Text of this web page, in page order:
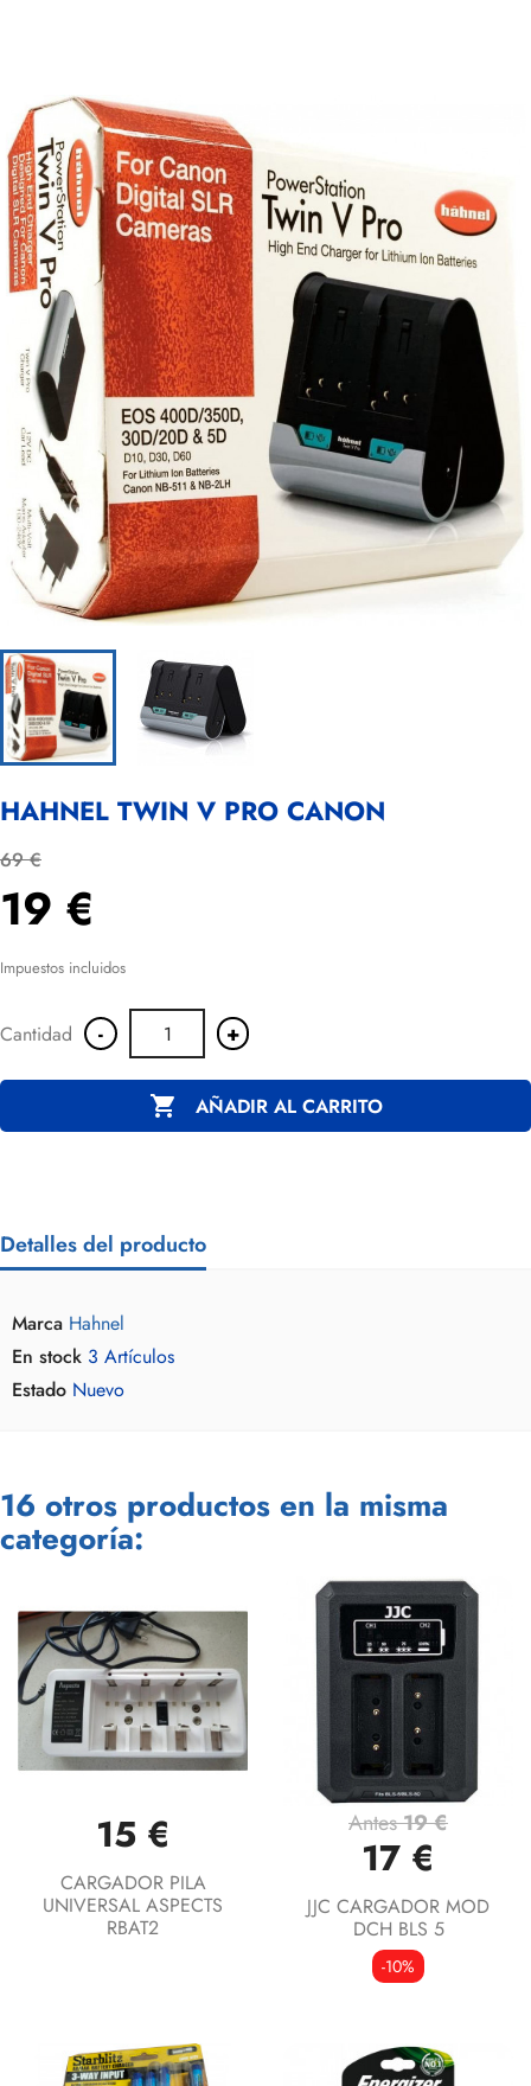
HAHNEL TWIN V PRO CANON
69 €
19 €
Impuestos incluidos
Cantidad - +
 AÑADIR AL CARRITO
Detalles del producto
Marca Hahnel
En stock 3 Artículos
Estado Nuevo
16 otros productos en la misma
categoría:
15 €
CARGADOR PILA
UNIVERSAL ASPECTS
RBAT2
Antes19 €
17 €
JJC CARGADOR MOD
DCH BLS 5
-10%